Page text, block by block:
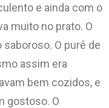
e ainda com o
muito no prato. O
O purê de
assim era
bem cozidos, e
gostoso. O